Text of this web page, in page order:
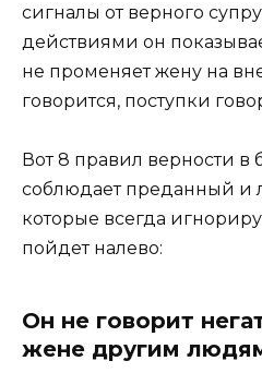
сигналы от верного
действиями он
не променяет жену на
говорится, поступки
Вот 8 правил верности в
соблюдает преданный
которые всегда
пойдет налево:
Он не говорит
жене другим